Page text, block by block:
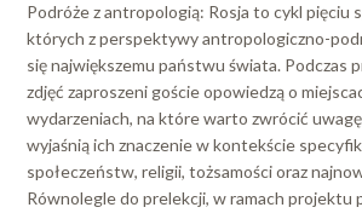
Podróże z antropologią: Rosja to cykl pięciu
których z perspektywy antropologiczno-
się największemu państwu świata. Podczas
zdjęć zaproszeni goście opowiedzą o
wydarzeniach, na które warto zwrócić
wyjaśnią ich znaczenie w kontekście
społeczeństw, religii, tożsamości oraz
Równolegle do prelekcji, w ramach projektu